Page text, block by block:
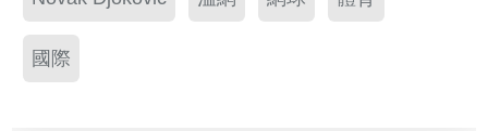
國際